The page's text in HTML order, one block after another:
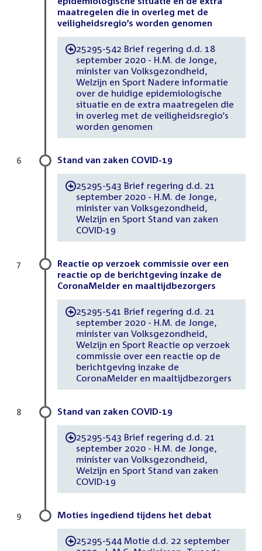
maatregelen die in overleg met de
veiligheidsregio’s worden genomen
-25295-542 Brief regering d.d. 18
september 2020 - H.M. de Jonge,
minister van Volksgezondheid,
Welzijn en Sport Nadere informatie
over de huidige epidemiologische
situatie en de extra maatregelen die
in overleg met de veiligheidsregio’s
worden genomen
Stand van zaken COVID-19
-25295-543 Brief regering d.d. 21
september 2020 - H.M. de Jonge,
minister van Volksgezondheid,
Welzijn en Sport Stand van zaken
COVID-19
6
Reactie op verzoek commissie over een
reactie op de berichtgeving inzake de
CoronaMelder en maaltijdbezorgers
-25295-541 Brief regering d.d. 21
september 2020 - H.M. de Jonge,
minister van Volksgezondheid,
Welzijn en Sport Reactie op verzoek
commissie over een reactie op de
berichtgeving inzake de
CoronaMelder en maaltijdbezorgers
7
Stand van zaken COVID-19
-25295-543 Brief regering d.d. 21
september 2020 - H.M. de Jonge,
minister van Volksgezondheid,
Welzijn en Sport Stand van zaken
COVID-19
8
Moties ingediend tijdens het debat
-25295-544 Motie d.d. 22 september
9